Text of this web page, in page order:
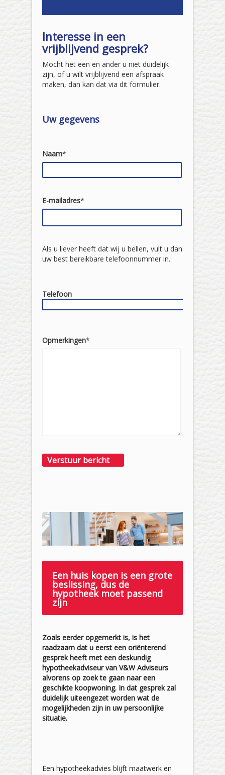
Interesse in een
vrijblijvend gesprek?
Mocht het een en ander u niet duidelijk
zijn, of u wilt vrijblijvend een afspraak
maken, dan kan dat via dit formulier.
Uw gegevens
Naam*
E-mailadres*
Als u liever heeft dat wij u bellen, vult u dan
uw best bereikbare telefoonnummer in.
Telefoon
Opmerkingen*
Een huis kopen is een grote
beslissing, dus de
hypotheek moet passend
zijn
Zoals eerder opgemerkt is, is het
raadzaam dat u eerst een oriënterend
gesprek heeft met een deskundig
hypotheekadviseur van V&W Adviseurs
alvorens op zoek te gaan naar een
geschikte koopwoning. In dat gesprek zal
duidelijk uiteengezet worden wat de
mogelijkheden zijn in uw persoonlijke
situatie.
Een hypotheekadvies blijft maatwerk en